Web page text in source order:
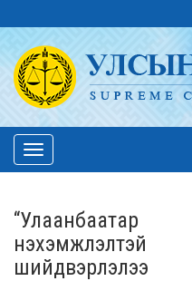
Toggle
navigation
нэхэмжлэлтэй
шийдвэрлэлээ